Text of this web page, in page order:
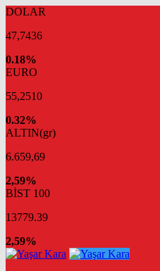
DOLAR
47,7436
0.18%
EURO
55,2510
0.32%
ALTIN(gr)
6.659,69
2,59%
BİST 100
13779.39
2,59%